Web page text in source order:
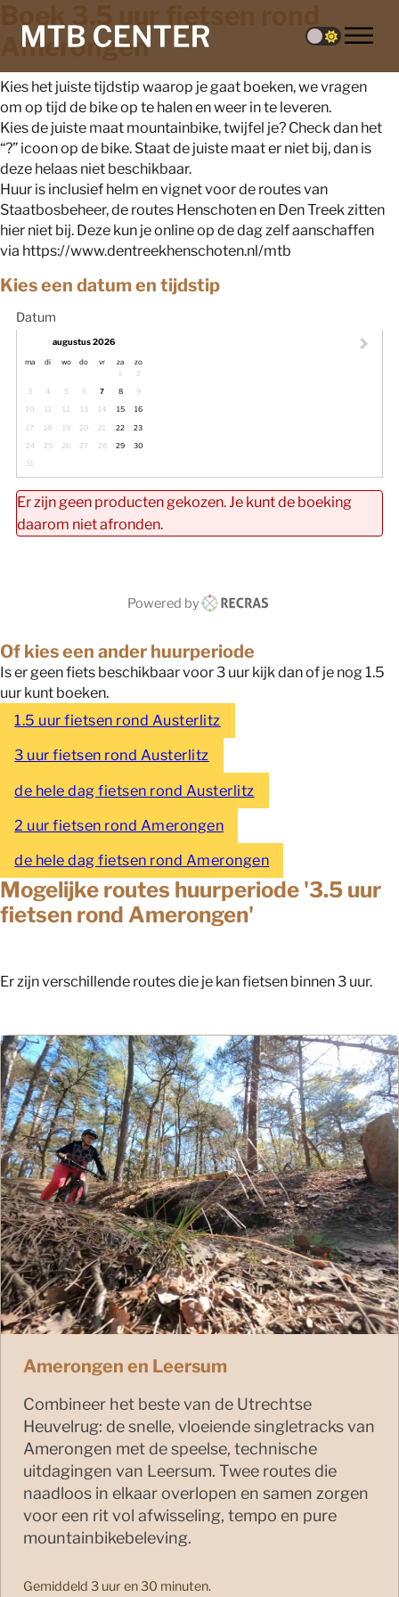
Amerongen
Kies het juiste tijdstip waarop je gaat boeken, we vragen
om op tijd de bike op te halen en weer in te leveren.
Kies de juiste maat mountainbike, twijfel je? Check dan het
“?” icoon op de bike. Staat de juiste maat er niet bij, dan is
deze helaas niet beschikbaar.
Huur is inclusief helm en vignet voor de routes van
Staatbosbeheer, de routes Henschoten en Den Treek zitten
hier niet bij. Deze kun je online op de dag zelf aanschaffen
via https://www.dentreekhenschoten.nl/mtb
Kies een datum en tijdstip
Datum
augustus 2026
maandag
ma dinsdag
di woensdag
wo donderdag
do vrijdag
vr zaterdag
za zondag
zo
1
2
3 4 5 6 7 8 9
10 11 12 13 14 15 16
17 18 19 20 21 22 23
24 25 26 27 28 29 30
31
Er zijn geen producten gekozen. Je kunt de boeking
daarom niet afronden.
Powered by
Of kies een ander huurperiode
Is er geen fiets beschikbaar voor 3 uur kijk dan of je nog 1.5
uur kunt boeken.
1.5 uur fietsen rond Austerlitz
3 uur fietsen rond Austerlitz
de hele dag fietsen rond Austerlitz
2 uur fietsen rond Amerongen
de hele dag fietsen rond Amerongen
Mogelijke routes huurperiode '3.5 uur
fietsen rond Amerongen'
Er zijn verschillende routes die je kan fietsen binnen 3 uur.
Amerongen en Leersum
Combineer het beste van de Utrechtse
Heuvelrug: de snelle, vloeiende singletracks van
Amerongen met de speelse, technische
uitdagingen van Leersum. Twee routes die
naadloos in elkaar overlopen en samen zorgen
voor een rit vol afwisseling, tempo en pure
mountainbikebeleving.
Gemiddeld 3 uur en 30 minuten.